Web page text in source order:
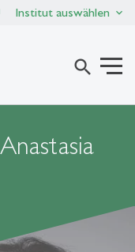
Institut auswählen
search